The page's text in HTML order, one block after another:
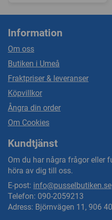
Information
Om oss
Butiken i Umeå
Fraktpriser & leveranser
Köpvillkor
Ångra din order
Om Cookies
Kundtjänst
Om du har några frågor eller
höra av dig till oss.
E-post: info@pusselbutiken.se
Telefon: 090-2059213
Adress: Björnvägen 11, 906